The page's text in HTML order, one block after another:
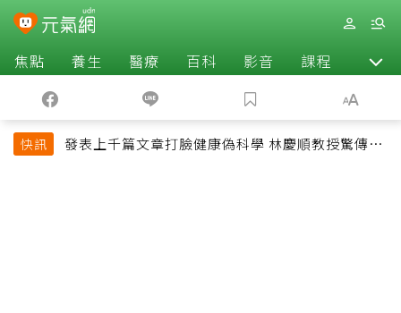
焦點 養生 醫療 百科 影音 課程 退休
快訊
發表上千篇文章打臉健康偽科學 林慶順教授驚傳意